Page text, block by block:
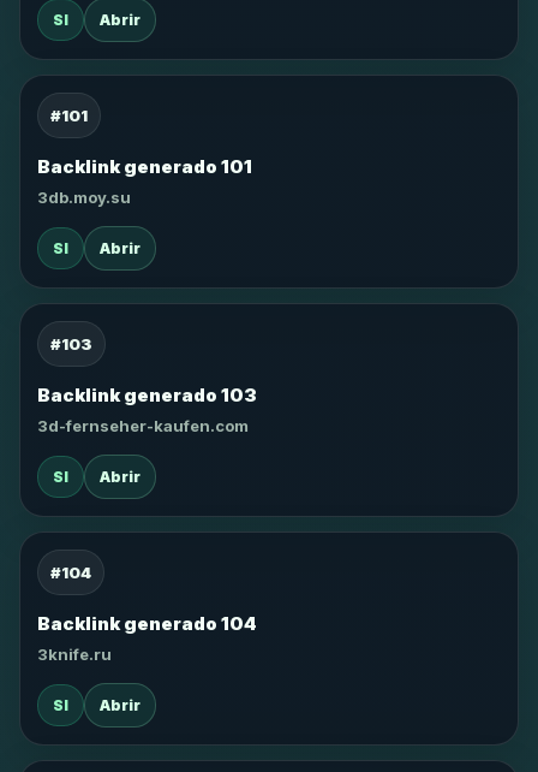
SI Abrir
#101
Backlink generado 101
3db.moy.su
SI Abrir
#103
Backlink generado 103
3d-fernseher-kaufen.com
SI Abrir
#104
Backlink generado 104
3knife.ru
SI Abrir